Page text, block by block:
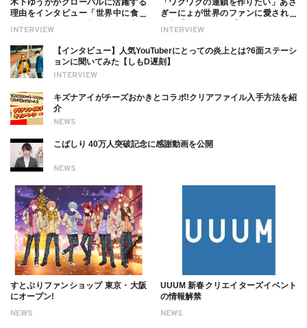
INTERVIEW
木下ゆうかがグローバルに活躍する
理由をインタビュー「世界中に食べ
ついても
INTERVIEW
「ワクワクの連鎖を作りたい」あさ
ぎーにょが世界のファンに愛される
INTERVIEW
【インタビュー】人気YouTuberにとっての炎上とは?6面ステーシ
ョンに聞いてみた【しもD遅刻】
NEWS
キズナアイがチーズおかきとコラボ!クリアファイル入手方法を紹
介
NEWS
こばしり 40万人突破記念に感謝動画を公開
NEWS
すとぷりファンショップ 東京・大阪
にオープン!
NEWS
UUUM 新春クリエイターズイベント
の情報解禁